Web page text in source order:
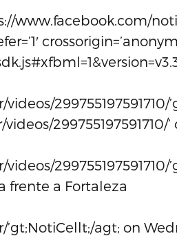
www.facebook.com/
299755197591710/’
299755197591710/
frente a Fortaleza
agt; on